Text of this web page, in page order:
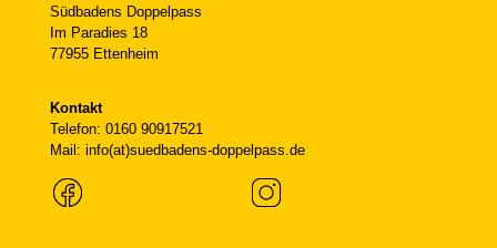
Südbadens Doppelpass
Im Paradies 18
77955 Ettenheim
Kontakt
Telefon: 0160 90917521
Mail: info(at)suedbadens-doppelpass.de